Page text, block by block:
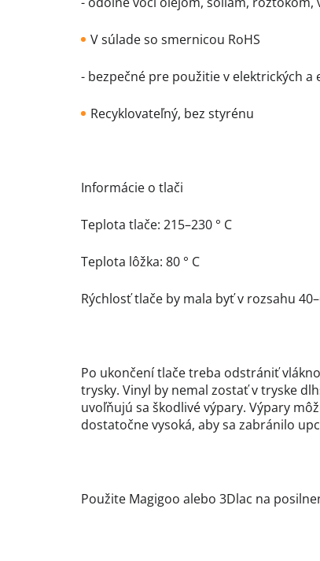
V súlade so smernicou RoHS
- bezpečné pre použitie v elektrických
Recyklovateľný, bez styrénu
Informácie o tlači
Teplota tlače: 215–230 ° C
Teplota lôžka: 80 ° C
Rýchlosť tlače by mala byť v rozsahu
Po ukončení tlače treba odstrániť
trysky. Vinyl by nemal zostať v tryske
uvoľňujú sa škodlivé výpary. Výpary
dostatočne vysoká, aby sa zabránilo
Použite Magigoo alebo 3Dlac na